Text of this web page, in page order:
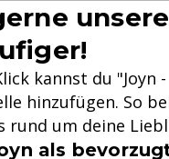
kannst du "Joyn
hinzufügen. So
rund um deine
als